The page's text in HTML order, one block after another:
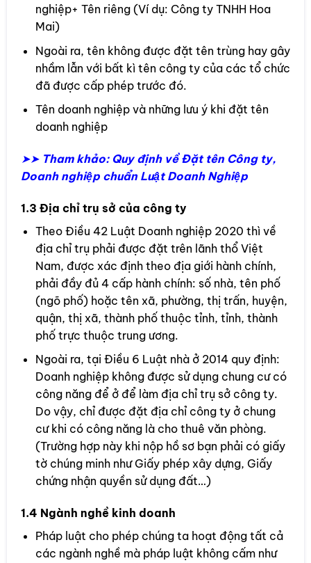
nghiệp+ Tên riêng (Ví dụ: Công ty TNHH Hoa
Mai)
Ngoài ra, tên không được đặt tên trùng hay gây
nhầm lẫn với bất kì tên công ty của các tổ chức
đã được cấp phép trước đó.
Tên doanh nghiệp và những lưu ý khi đặt tên
doanh nghiệp
➤➤ Tham khảo: Quy định về Đặt tên Công ty,
Doanh nghiệp chuẩn Luật Doanh Nghiệp
1.3 Địa chỉ trụ sở của công ty
Theo Điều 42 Luật Doanh nghiệp 2020 thì về
địa chỉ trụ phải được đặt trên lãnh thổ Việt
Nam, được xác định theo địa giới hành chính,
phải đầy đủ 4 cấp hành chính: số nhà, tên phố
(ngõ phố) hoặc tên xã, phường, thị trấn, huyện,
quận, thị xã, thành phố thuộc tỉnh, tỉnh, thành
phố trực thuộc trung ương.
Ngoài ra, tại Điều 6 Luật nhà ở 2014 quy định:
Doanh nghiệp không được sử dụng chung cư có
công năng để ở để làm địa chỉ trụ sở công ty.
Do vậy, chỉ được đặt địa chỉ công ty ở chung
cư khi có công năng là cho thuê văn phòng.
(Trường hợp này khi nộp hồ sơ bạn phải có giấy
tờ chúng minh như Giấy phép xây dựng, Giấy
chứng nhận quyền sử dụng đất…)
1.4 Ngành nghề kinh doanh
Pháp luật cho phép chúng ta hoạt động tất cả
các ngành nghề mà pháp luật không cấm như